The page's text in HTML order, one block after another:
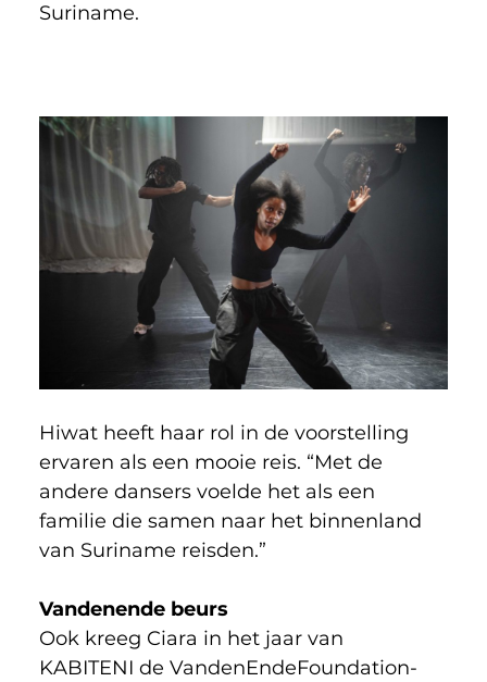
Suriname.
Hiwat heeft haar rol in de voorstelling
ervaren als een mooie reis. “Met de
andere dansers voelde het als een
familie die samen naar het binnenland
van Suriname reisden.”
Vandenende beurs
Ook kreeg Ciara in het jaar van
KABITENI de VandenEndeFoundation-